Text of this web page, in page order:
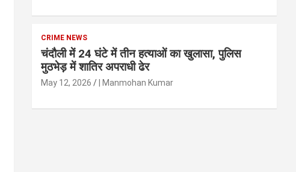
CRIME NEWS
चंदौली में 24 घंटे में तीन हत्याओं का खुलासा, पुलिस
मुठभेड़ में शातिर अपराधी ढेर
May 12, 2026 | Manmohan Kumar